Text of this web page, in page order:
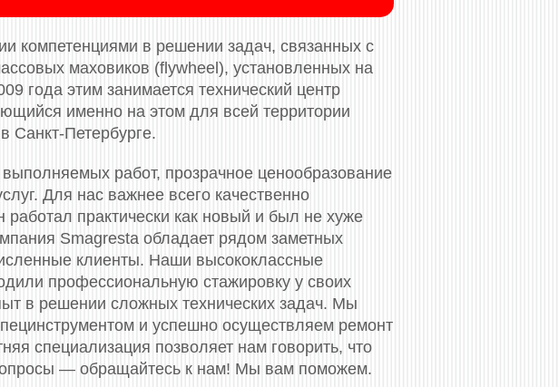
компетенциями в решении задач, связанных с
маховиков (flywheel), установленных на
года этим занимается технический центр
именно на этом для всей территории
Санкт-Петербурге.
работ, прозрачное ценообразование
Для нас важнее всего качественно
работал практически как новый и был не хуже
Smagresta обладает рядом заметных
клиенты. Наши высококлассные
профессиональную стажировку у своих
в решении сложных технических задач. Мы
и успешно осуществляем ремонт
специализация позволяет нам говорить, что
— обращайтесь к нам! Мы вам поможем.